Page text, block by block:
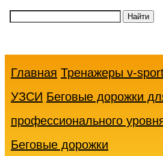
Главная Тренажеры v-
УЗСИ Беговые дорожки
профессионального
Беговые дорожки